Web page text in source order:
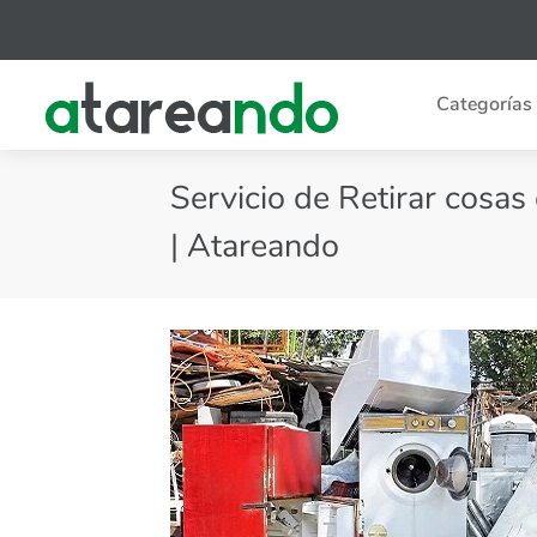
Categorías
Servicio de Retirar
| Atareando